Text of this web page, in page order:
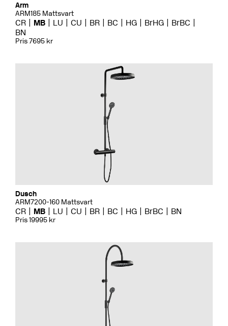
Arm
ARM185 Mattsvart
CR MB LU CU BR BC HG BrHG
BrBC
BN
Pris 7695 kr
Dusch
ARM7200-160 Mattsvart
CR MB LU CU BR BC HG BrBC BN
Pris 19995 kr